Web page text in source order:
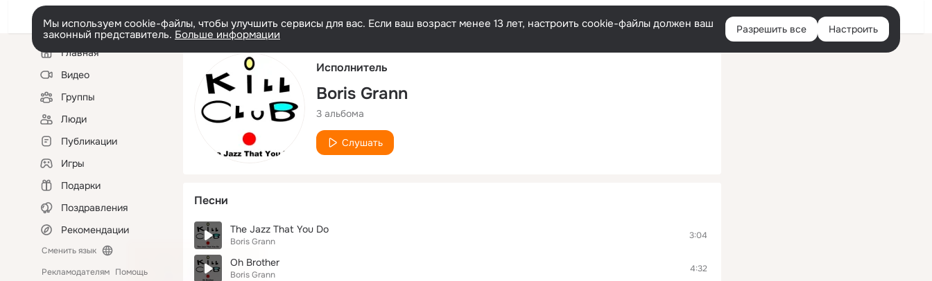
Русский Войти
Мы используем cookie-файлы, чтобы улучшить сервисы для вас. Если ваш возраст менее 13 лет, настроить cookie-файлы должен ваш
законный представитель. Больше информации Разрешить все Настроить
Левая
колонкаГлавная
Видео
Группы
Люди
Публикации
Игры
Подарки
Поздравления
Рекомендации
Сменить язык
Рекламодателям Помощь
Исполнитель
Boris Grann
3 альбома
Слушать
Песни
The Jazz That You Do
Boris Grann
3:04
Oh Brother
Boris Grann
4:32